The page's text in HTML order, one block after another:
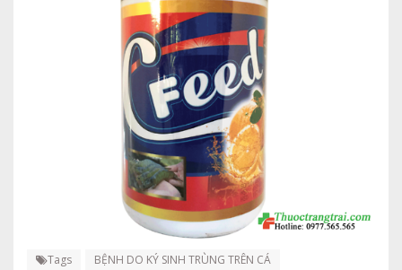
Tags BỆNH DO KÝ SINH TRÙNG TRÊN CÁ